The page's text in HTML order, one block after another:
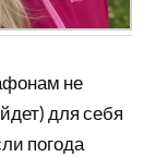
не
для себя
погода